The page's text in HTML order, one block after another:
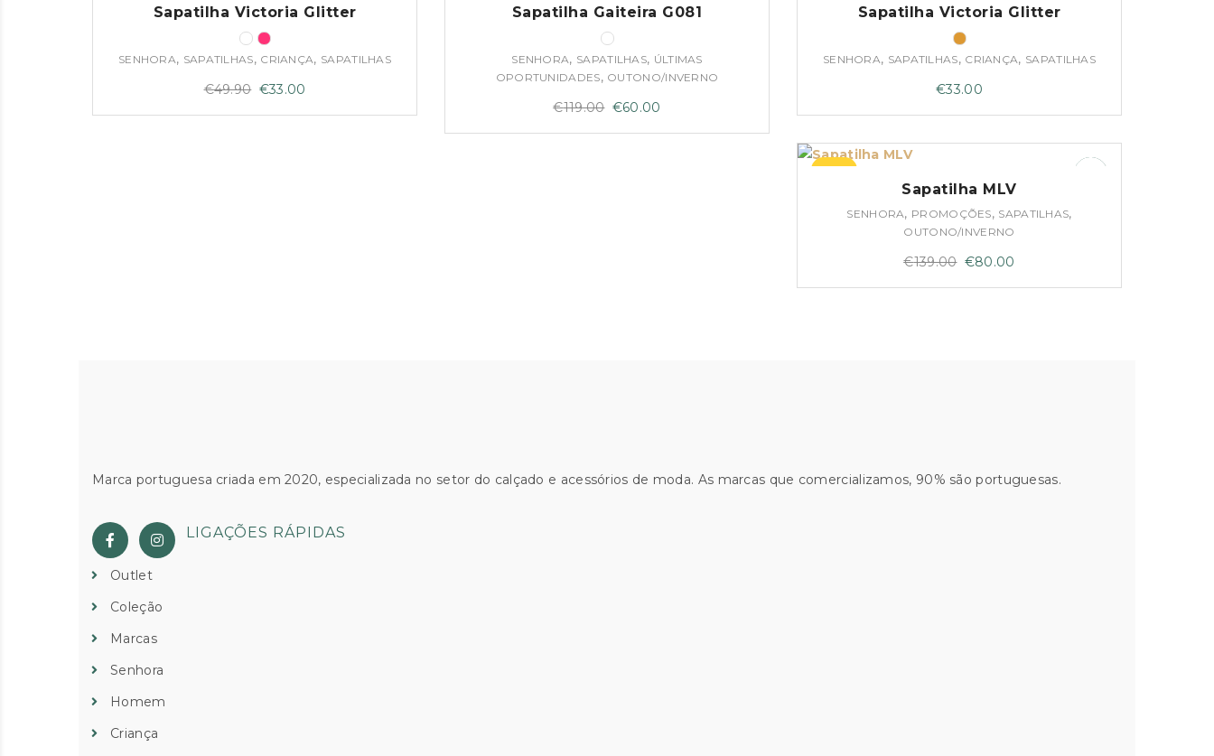
Sapatilha Victoria Glitter
SENHORA, SAPATILHAS, CRIANÇA, SAPATILHAS
€49.90 O
preço
€33.00
preço
Sapatilha Gaiteira G081
SENHORA, SAPATILHAS, ÚLTIMAS
OPORTUNIDADES, OUTONO/INVERNO
€119.00 O
preço
€60.00
preço
Sapatilha Victoria Glitter
SENHORA, SAPATILHAS, CRIANÇA, SAPATILHAS
€33.00
–42%
Sapatilha MLV
SENHORA, PROMOÇÕES, SAPATILHAS,
OUTONO/INVERNO
€139.00 O
preço
€80.00
preço
Marca portuguesa criada em 2020, especializada no setor do calçado e acessórios de moda. As marcas que comercializamos, 90% são portuguesas.
LIGAÇÕES RÁPIDAS
Outlet
Coleção
Marcas
Senhora
Homem
Criança